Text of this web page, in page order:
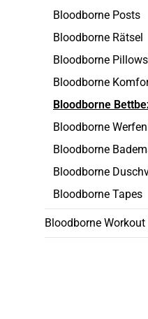
Bloodborne Posts
Bloodborne Rätsel
Bloodborne Pillows
Bloodborne
Bloodborne
Bloodborne
Bloodborne
Bloodborne
Bloodborne Tapes
Bloodborne Workout